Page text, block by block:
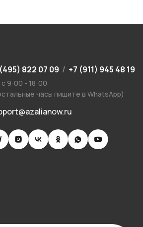
822 07 09 / +7 (911) 945 48 19
с 9:00 - 18:00
часы пишите в WhatsApp)